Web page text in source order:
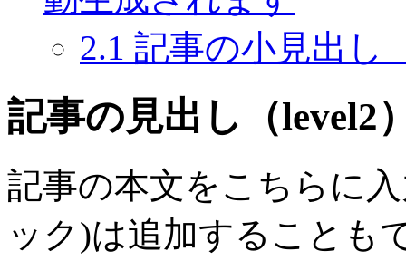
2.1 記事の小見出し
記事の見出し（level2
記事の本文をこちらに
ック)は追加することも